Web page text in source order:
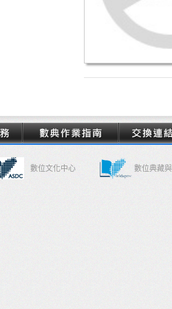
數位文化中心 數位典藏